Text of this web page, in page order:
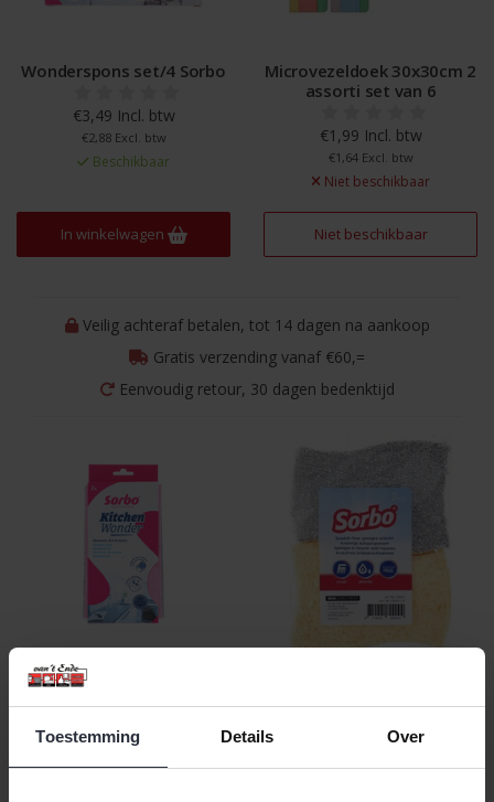
Toestemming Details Over
Wonderspons set/4 Sorbo
€3,49 Incl. btw
€2,88 Excl. btw
Beschikbaar
In winkelwagen
Microvezeldoek 30x30cm 2
assorti set van 6
€1,99 Incl. btw
€1,64 Excl. btw
Niet beschikbaar
Niet beschikbaar
Veilig achteraf betalen, tot 14 dagen na aankoop
Gratis verzending vanaf €60,=
Eenvoudig retour, 30 dagen bedenktijd
Kitchen Wonder Vaatdoek
€4,99 Incl. btw €2,99 Incl. btw